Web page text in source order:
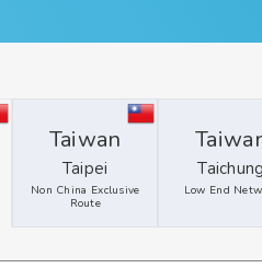
Taiwan
Taipei
Non China Exclusive
Route
Taichung
Low End